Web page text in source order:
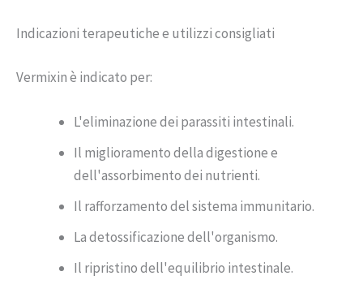
Indicazioni terapeutiche e utilizzi consigliati
Vermixin è indicato per:
L'eliminazione dei parassiti intestinali.
Il miglioramento della digestione e
dell'assorbimento dei nutrienti.
Il rafforzamento del sistema immunitario.
La detossificazione dell'organismo.
Il ripristino dell'equilibrio intestinale.